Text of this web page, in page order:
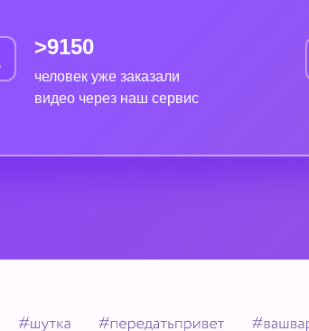
человек уже заказали
видео через наш сервис
>9150